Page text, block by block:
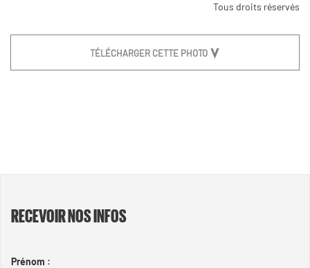
Tous droits réservés
TÉLÉCHARGER CETTE PHOTO
RECEVOIR NOS INFOS
Prénom :